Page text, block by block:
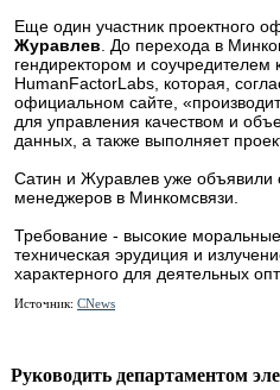
Еще один участник проектного
Журавлев. До перехода в
гендиректором и соучредителем
HumanFactorLabs, которая,
официальном сайте,
для управления качеством и
данных, а также выполняет
Сатин и Журавлев уже объявили
менеджеров в Минкомсвязи.
Требование - высокие
техническая эрудиция и
характерного для деятельных
Источник: CNews
Руководить департаментом